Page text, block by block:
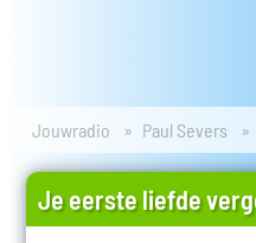
Jouwradio Paul Severs
Je eerste liefde